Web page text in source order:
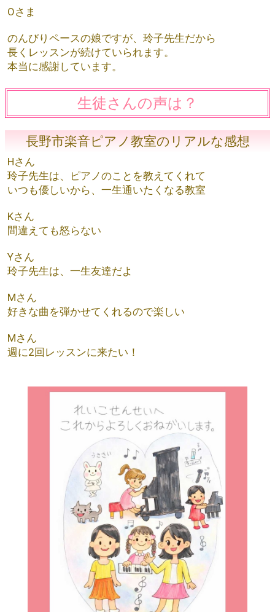
Oさま
のんびりペースの娘ですが、玲子先生だから
長くレッスンが続けていられます。
本当に感謝しています。
生徒さんの声は？
長野市楽音ピアノ教室のリアルな感想
Hさん
玲子先生は、ピアノのことを教えてくれて
いつも優しいから、一生通いたくなる教室
Kさん
間違えても怒らない
Yさん
玲子先生は、一生友達だよ
Mさん
好きな曲を弾かせてくれるので楽しい
Mさん
週に2回レッスンに来たい！